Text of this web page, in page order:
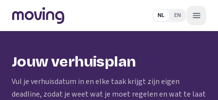
NL EN
Jouw verhuisplan
Vul je verhuisdatum in en elke taak krijgt zijn eigen
deadline, zodat je weet wat je moet regelen en wat te laat